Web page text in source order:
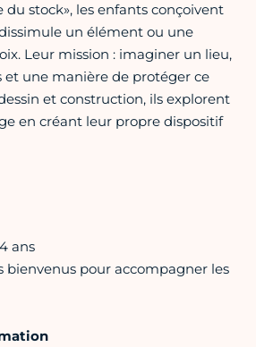
du stock», les enfants conçoivent
un élément ou une
Leur mission : imaginer un lieu,
et une manière de protéger ce
et construction, ils explorent
en créant leur propre dispositif
ans
bienvenus pour accompagner les